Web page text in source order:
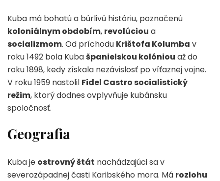
Kuba má bohatú a búrlivú históriu, poznačenú
koloniálnym obdobím, revolúciou a
socializmom. Od príchodu Krištofa Kolumba v
roku 1492 bola Kubašpanielskou kolóniou až do
roku 1898, kedy získala nezávislosť po víťaznej vojne.
V roku 1959 nastolil Fidel Castro socialistický
režim, ktorý dodnes ovplyvňuje kubánsku
spoločnosť.
Geografia
Kuba je ostrovný štát nachádzajúci sa v
severozápadnej časti Karibského mora. Má rozlohu